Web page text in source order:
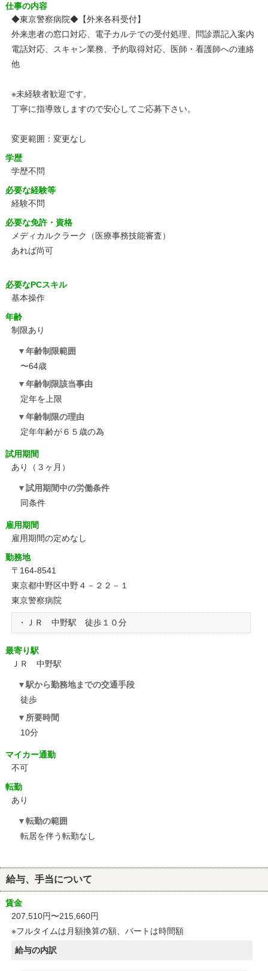
仕事の内容
◆東京警察病院◆【外来各科受付】
外来患者の窓口対応、電子カルテでの受付処理、問診票記入案内
電話対応、スキャン業務、予約取得対応、医師・看護師への連絡
他
※未経験者歓迎です。
丁寧に指導致しますので安心してご応募下さい。
変更範囲：変更なし
学歴
学歴不問
必要な経験等
経験不問
必要な免許・資格
メディカルクラーク（医療事務技能審査）
あれば尚可
必要なPCスキル
基本操作
年齢
制限あり
年齢制限範囲
〜64歳
年齢制限該当事由
定年を上限
年齢制限の理由
定年年齢が６５歳の為
試用期間
あり（３ヶ月）
試用期間中の労働条件
同条件
雇用期間
雇用期間の定めなし
勤務地
〒164-8541
東京都中野区中野４－２２－１
東京警察病院
・ＪＲ 中野駅 徒歩１０分
最寄り駅
ＪＲ 中野駅
駅から勤務地までの交通手段
徒歩
所要時間
10分
マイカー通勤
不可
転勤
あり
転勤の範囲
転居を伴う転勤なし
給与、手当について
賃金
207,510円〜215,660円
※フルタイムは月額換算の額、パートは時間額
給与の内訳